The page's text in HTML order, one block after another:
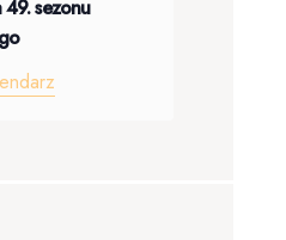
sezonu